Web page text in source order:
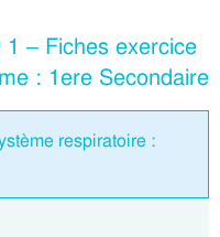
– Fiches exercice
: 1ere Secondaire
respiratoire :